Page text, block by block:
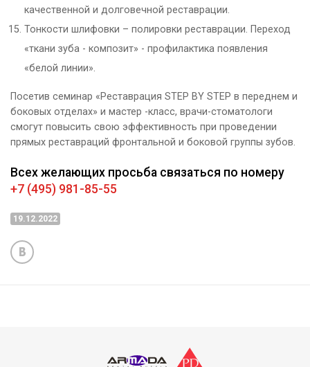
качественной и долговечной реставрации.
Тонкости шлифовки – полировки реставрации. Переход
«ткани зуба - композит» - профилактика появления
«белой линии».
Посетив семинар «Реставрация STEP BY STEP в переднем и
боковых отделах» и мастер -класс, врачи-стоматологи
смогут повысить свою эффективность при проведении
прямых реставраций фронтальной и боковой группы зубов.
Всех желающих просьба связаться по номеру
+7 (495) 981-85-55
19.12.2022